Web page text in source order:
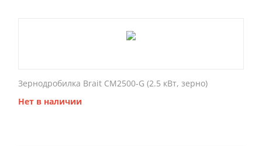
Зернодробилка Brait CM2500-G (2.5 кВт, зерно)
Нет в наличии